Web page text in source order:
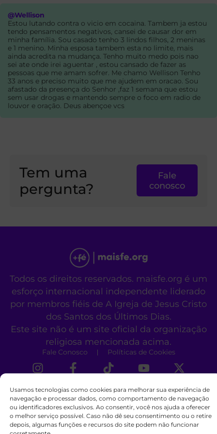
Usamos tecnologias como cookies para melhorar sua experiência de
navegação e processar dados, como comportamento de navegação
ou identificadores exclusivos. Ao consentir, você nos ajuda a oferecer
o melhor serviço possível. Caso não dê seu consentimento ou o retire
depois, algumas funções e recursos do site podem não funcionar
@Wellison
Estou lutando contra o vicio em cocaina. Tambem ja estou
tendo pensamentos negativos, cansei de causar dor em
minha família. Sou casado tenho 3 lindos filhos, 2 meninas
e 1 menino. Minha esposa tambem esta no limite, mais
ainda acredita na mudança. Tenho muito medo pois nao
sei ate onde irei aguentar , estou cansado de fazer as
pessoas que me amam sofrer. Me chamo Wellison Tenho
33 anos e preciso muito que me ajudem em oracao. Sou
afastado da presença do Senhor ,faz 1 semana que estou
sem usar drogas e mantendo sempre o foco em radio de
louvor e oração. Deus abençoe vcs
Tem uma
pergunta?
Fale
conosco
Todos os direitos reservados. maisfe.org é um
esforço internacional independente liderado
por membros fiéis de A Igreja de Jesus Cristo
dos Santos dos Últimos Dias.
Este site não é um site oficial da organização
religiosa mencionada acima.
Fale Conosco Políticas de Cookies